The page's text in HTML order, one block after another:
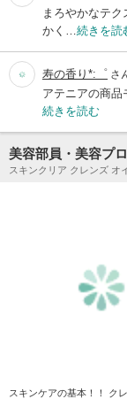
まろやかなテ
かく… 続きを読
寿の香り*:゜ さ
アテニアの商品
続きを読む
美容部員・美容プ
スキンクリア クレンズ オ
スキンケアの基本！！ ク